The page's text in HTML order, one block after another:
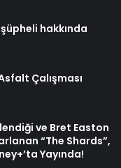
hakkında
Çalışması
ve Bret Easton
“The Shards”,
Yayında!